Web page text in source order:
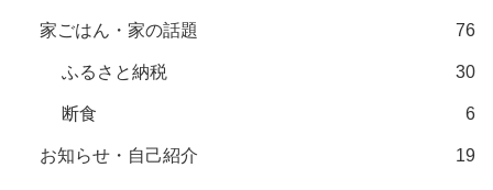
家ごはん・家の話題 76
ふるさと納税 30
断食 6
お知らせ・自己紹介 19